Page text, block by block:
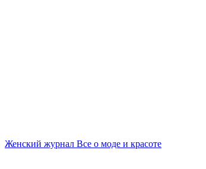
Женский журнал Все о моде и красоте